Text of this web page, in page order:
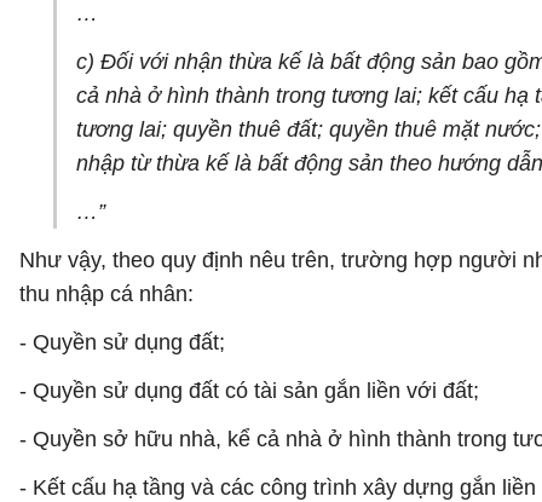
…
c) Đối với nhận thừa kế là bất động sản bao
cả nhà ở hình thành trong tương lai; kết cấu
tương lai; quyền thuê đất; quyền thuê mặt
nhập từ thừa kế là bất động sản theo hướng
…”
Như vậy, theo quy định nêu trên, trường hợp người
thu nhập cá nhân:
- Quyền sử dụng đất;
- Quyền sử dụng đất có tài sản gắn liền với đất;
- Quyền sở hữu nhà, kể cả nhà ở hình thành trong
- Kết cấu hạ tầng và các công trình xây dựng gắn